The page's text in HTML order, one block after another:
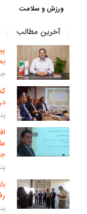
ورزش و سلامت
آخرین مطالب